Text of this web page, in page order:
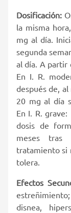
Dosificación:
la misma
mg al día.
segunda
al día. A partir
En I. R.
después de,
20 mg al día
En I. R.
dosis de
meses tras
tratamiento si
tolera.
Efectos
disnea,